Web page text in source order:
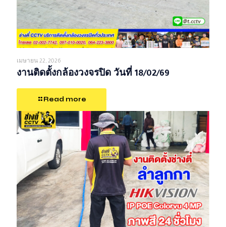
เมษายน 22, 2026
งานติดตั้งกล้องวงจรปิด วันที่ 18/02/69
Read more